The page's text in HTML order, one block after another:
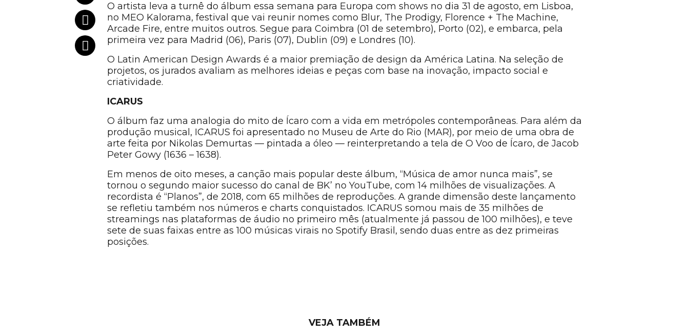
O artista leva a turnê do álbum essa semana para Europa com shows no dia 31 de agosto, em Lisboa,
no MEO Kalorama, festival que vai reunir nomes como Blur, The Prodigy, Florence + The Machine,
Arcade Fire, entre muitos outros. Segue para Coimbra (01 de setembro), Porto (02), e embarca, pela
primeira vez para Madrid (06), Paris (07), Dublin (09) e Londres (10).
O Latin American Design Awards é a maior premiação de design da América Latina. Na seleção de
projetos, os jurados avaliam as melhores ideias e peças com base na inovação, impacto social e
criatividade.
ICARUS
O álbum faz uma analogia do mito de Ícaro com a vida em metrópoles contemporâneas. Para além da
produção musical, ICARUS foi apresentado no Museu de Arte do Rio (MAR), por meio de uma obra de
arte feita por Nikolas Demurtas — pintada a óleo — reinterpretando a tela de O Voo de Ícaro, de Jacob
Peter Gowy (1636 – 1638).
Em menos de oito meses, a canção mais popular deste álbum, “Música de amor nunca mais”, se
tornou o segundo maior sucesso do canal de BK’ no YouTube, com 14 milhões de visualizações. A
recordista é “Planos”, de 2018, com 65 milhões de reproduções. A grande dimensão deste lançamento
se refletiu também nos números e charts conquistados. ICARUS somou mais de 35 milhões de
streamings nas plataformas de áudio no primeiro mês (atualmente já passou de 100 milhões), e teve
sete de suas faixas entre as 100 músicas virais no Spotify Brasil, sendo duas entre as dez primeiras
posições.
VEJA TAMBÉM